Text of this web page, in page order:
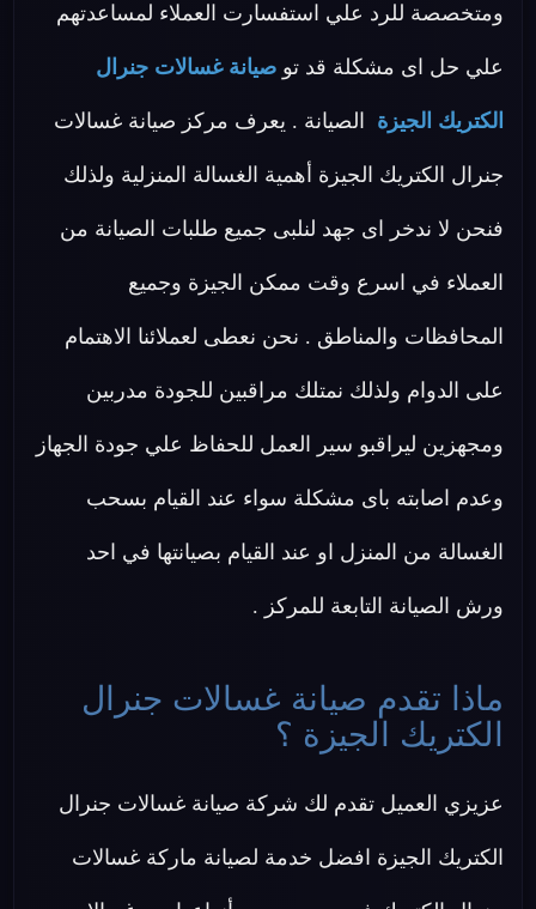
ومتخصصة للرد علي استفسارت العملاء لمساعدتهم
علي حل اى مشكلة قد تو صيانة غسالات جنرال
الكتريك الجيزة الصيانة . يعرف مركز صيانة غسالات
جنرال الكتريك الجيزة أهمية الغسالة المنزلية ولذلك
فنحن لا ندخر اى جهد لنلبى جميع طلبات الصيانة من
العملاء في اسرع وقت ممكن الجيزة وجميع
المحافظات والمناطق . نحن نعطى لعملائنا الاهتمام
على الدوام ولذلك نمتلك مراقبين للجودة مدربين
ومجهزين ليراقبو سير العمل للحفاظ علي جودة الجهاز
وعدم اصابته باى مشكلة سواء عند القيام بسحب
الغسالة من المنزل او عند القيام بصيانتها في احد
ورش الصيانة التابعة للمركز .
ماذا تقدم صيانة غسالات جنرال
الكتريك الجيزة ؟
عزيزي العميل تقدم لك شركة صيانة غسالات جنرال
الكتريك الجيزة افضل خدمة لصيانة ماركة غسالات